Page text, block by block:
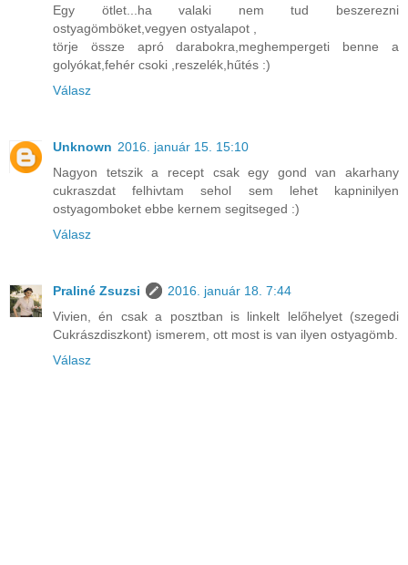
Egy ötlet...ha valaki nem tud beszerezni
ostyagömböket,vegyen ostyalapot ,
törje össze apró darabokra,meghempergeti benne a
golyókat,fehér csoki ,reszelék,hűtés :)
Válasz
Unknown 2016. január 15. 15:10
Nagyon tetszik a recept csak egy gond van akarhany
cukraszdat felhivtam sehol sem lehet kapninilyen
ostyagomboket ebbe kernem segitseged :)
Válasz
Praliné Zsuzsi
2016. január 18. 7:44
Vivien, én csak a posztban is linkelt lelőhelyet (szegedi
Cukrászdiszkont) ismerem, ott most is van ilyen ostyagömb.
Válasz